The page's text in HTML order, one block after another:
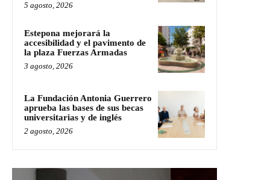
5 agosto, 2026
Estepona mejorará la
accesibilidad y el pavimento de
la plaza Fuerzas Armadas
3 agosto, 2026
La Fundación Antonia Guerrero
aprueba las bases de sus becas
universitarias y de inglés
2 agosto, 2026